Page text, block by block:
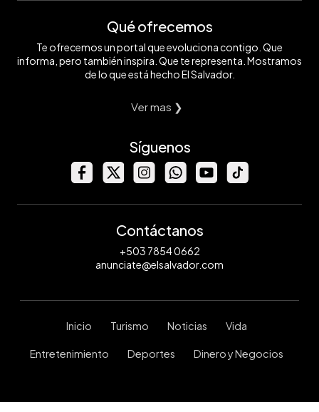
Qué ofrecemos
Te ofrecemos un portal que evoluciona contigo. Que
informa, pero también inspira. Que te representa. Mostramos
de lo que está hecho El Salvador.
Ver mas ❯
Síguenos
Contáctanos
+503 7854 0662
anunciate@elsalvador.com
Inicio Turismo Noticias Vida
Entretenimiento Deportes Dinero y Negocios